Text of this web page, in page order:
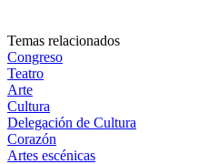
Temas relacionados
Congreso
Teatro
Arte
Cultura
Delegación de Cultura
Corazón
Artes escénicas